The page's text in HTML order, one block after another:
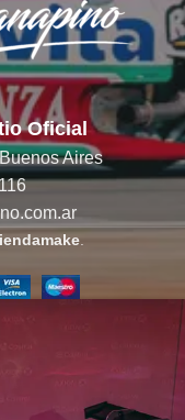
Oficial
Aires
.